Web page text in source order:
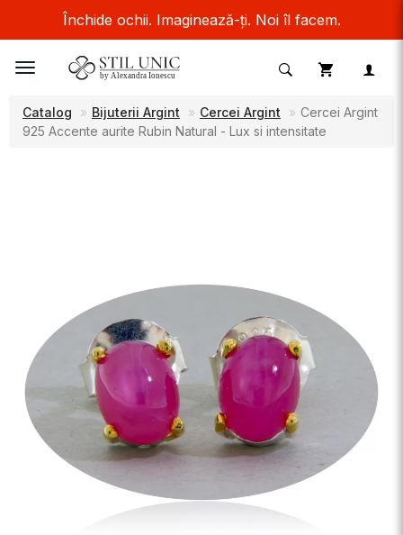
Închide ochii. Imaginează-ți. Noi îl facem.
Toggle
Catalog
Bijuterii Argint Cercei Argint
Cercei Argint
925 Accente aurite Rubin Natural - Lux si intensitate